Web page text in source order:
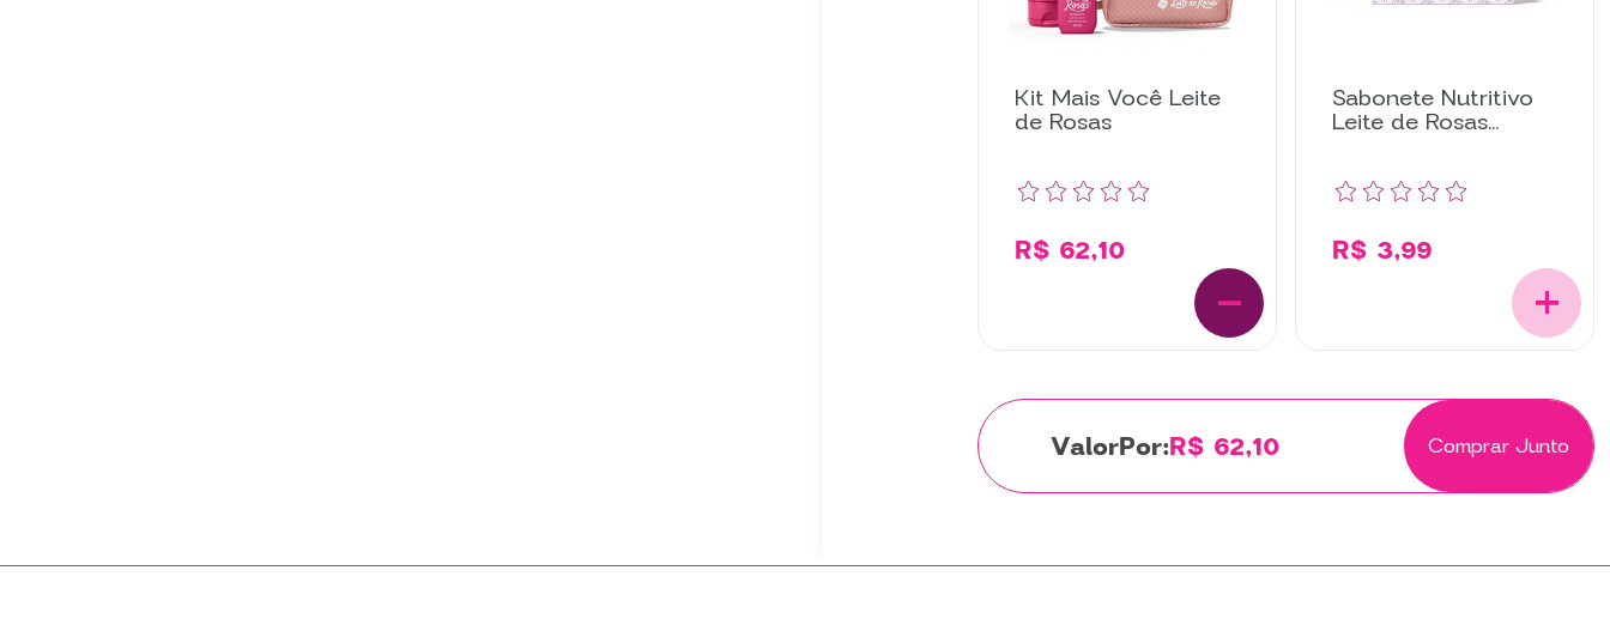
Kit Mais Você Leite
de Rosas
R$ 62,10
Sabonete Nutritivo
Leite de Rosas
Lavanda
R$ 3,99
Por:R$ 62,10 Comprar Junto